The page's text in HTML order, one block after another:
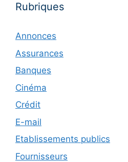
Rubriques
Annonces
Assurances
Banques
Cinéma
Crédit
E-mail
Etablissements publics
Fournisseurs